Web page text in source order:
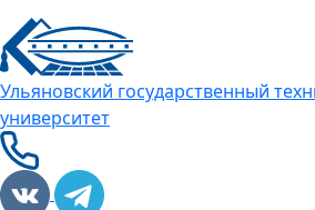
Ульяновский государственный
университет